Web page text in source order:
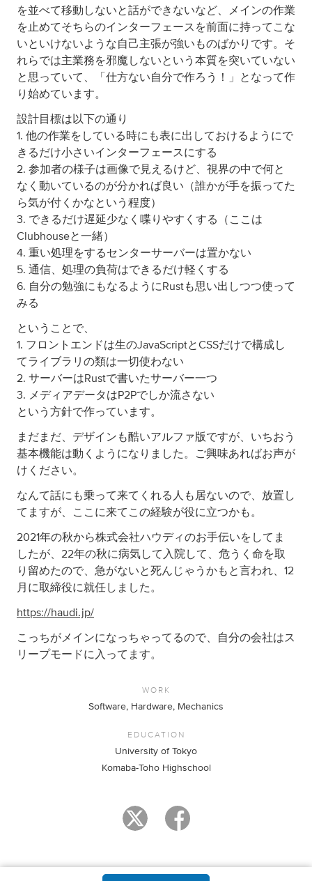
を並べて移動しないと話ができないなど、メインの作業
を止めてそちらのインターフェースを前面に持ってこな
いといけないような自己主張が強いものばかりです。そ
れらでは主業務を邪魔しないという本質を突いていない
と思っていて、「仕方ない自分で作ろう！」となって作
り始めています。
設計目標は以下の通り
1. 他の作業をしている時にも表に出しておけるようにで
きるだけ小さいインターフェースにする
2. 参加者の様子は画像で見えるけど、視界の中で何と
なく動いているのが分かれば良い（誰かが手を振ってた
ら気が付くかなという程度）
3. できるだけ遅延少なく喋りやすくする（ここは
Clubhouseと一緒）
4. 重い処理をするセンターサーバーは置かない
5. 通信、処理の負荷はできるだけ軽くする
6. 自分の勉強にもなるようにRustも思い出しつつ使って
みる
ということで、
1. フロントエンドは生のJavaScriptとCSSだけで構成し
てライブラリの類は一切使わない
2. サーバーはRustで書いたサーバー一つ
3. メディアデータはP2Pでしか流さない
という方針で作っています。
まだまだ、デザインも酷いアルファ版ですが、いちおう
基本機能は動くようになりました。ご興味あればお声が
けください。
なんて話にも乗って来てくれる人も居ないので、放置し
てますが、ここに来てこの経験が役に立つかも。
2021年の秋から株式会社ハウディのお手伝いをしてま
したが、22年の秋に病気して入院して、危うく命を取
り留めたので、急がないと死んじゃうかもと言われ、12
月に取締役に就任しました。
https://haudi.jp/
こっちがメインになっちゃってるので、自分の会社はス
リープモードに入ってます。
WORK
Software, Hardware, Mechanics
EDUCATION
University of Tokyo
Komaba-Toho Highschool